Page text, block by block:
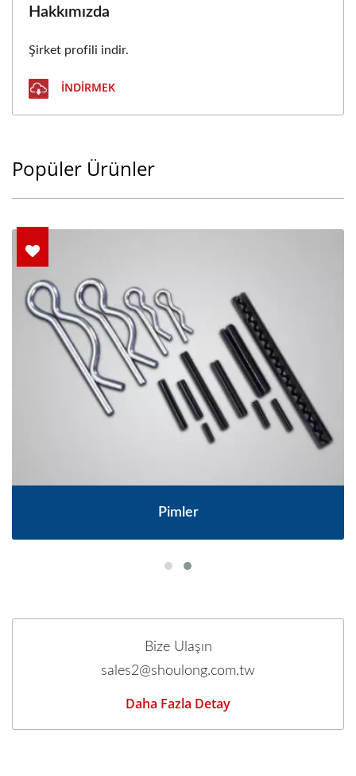
Hakkımızda
Şirket profili indir.
İNDIRMEK
Popüler Ürünler
Pimler
Bize Ulaşın
sales2@shoulong.com.tw
Daha Fazla Detay